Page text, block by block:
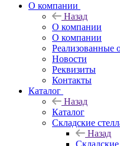
О компании
Назад
О компании
О компании
Реализованные
Новости
Реквизиты
Контакты
Каталог
Назад
Каталог
Складские
Назад